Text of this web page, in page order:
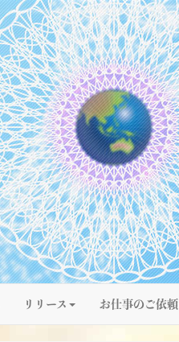
リリース お仕事のご依頼